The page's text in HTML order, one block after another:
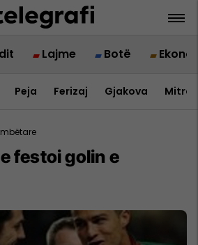
Lajme Botë
Peja Ferizaj Gjakova
festoi golin e